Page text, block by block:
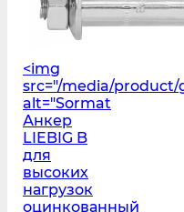
<img
src="/media/product/
alt="Sormat
Анкер
LIEBIG B
для
высоких
нагрузок
оцинкованный